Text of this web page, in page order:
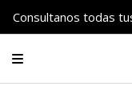
Consultanos todas